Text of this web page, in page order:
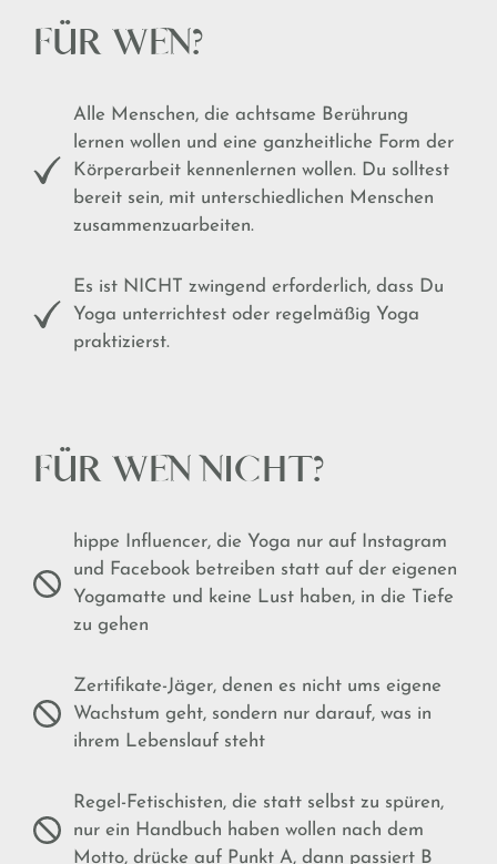
FÜR WEN?
Alle Menschen, die achtsame Berührung
lernen wollen und eine ganzheitliche Form der
Körperarbeit kennenlernen wollen. Du solltest
bereit sein, mit unterschiedlichen Menschen
zusammenzuarbeiten.
Es ist NICHT zwingend erforderlich, dass Du
Yoga unterrichtest oder regelmäßig Yoga
praktizierst.
FÜR WEN NICHT?
hippe Influencer, die Yoga nur auf Instagram
und Facebook betreiben statt auf der eigenen
Yogamatte und keine Lust haben, in die Tiefe
zu gehen
Zertifikate-Jäger, denen es nicht ums eigene
Wachstum geht, sondern nur darauf, was in
ihrem Lebenslauf steht
Regel-Fetischisten, die statt selbst zu spüren,
nur ein Handbuch haben wollen nach dem
Motto, drücke auf Punkt A, dann passiert B